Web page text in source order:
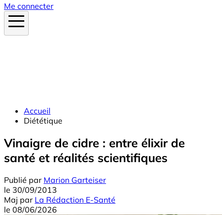
Me connecter
Accueil
Diététique
Vinaigre de cidre : entre élixir de
santé et réalités scientifiques
Publié par Marion Garteiser
le 30/09/2013
Maj par La Rédaction E-Santé
le 08/06/2026